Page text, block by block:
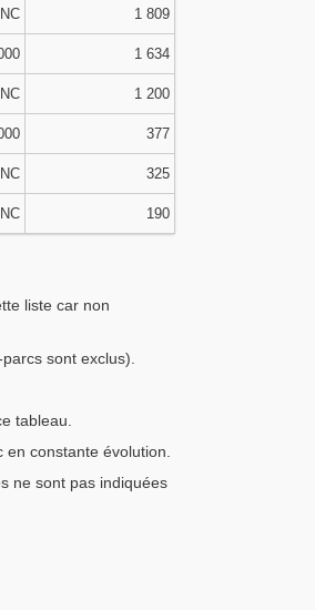
NC 1 809
1 634
NC 1 200
377
NC 325
NC 190
liste car non
sont exclus).
tableau.
constante évolution.
ne sont pas indiquées